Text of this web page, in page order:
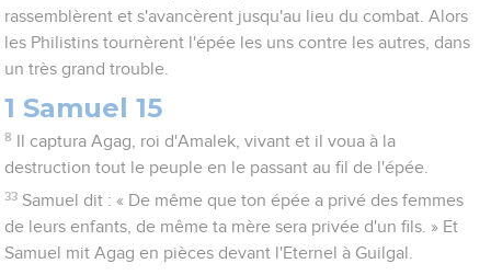
rassemblèrent et s'avancèrent jusqu'au lieu du combat. Alors
les Philistins tournèrent l'épée les uns contre les autres, dans
un très grand trouble.
1 Samuel 15
8
Il captura Agag, roi d'Amalek, vivant et il voua à la
destruction tout le peuple en le passant au fil de l'épée.
33 Samuel dit : « De même que ton épée a privé des femmes
de leurs enfants, de même ta mère sera privée d'un fils. » Et
Samuel mit Agag en pièces devant l'Eternel à Guilgal.